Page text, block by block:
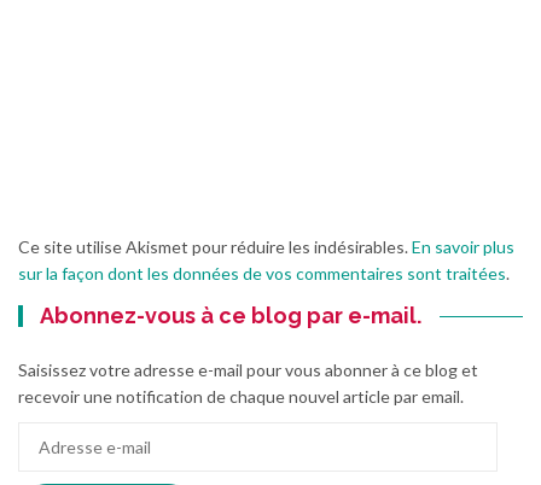
Ce site utilise Akismet pour réduire les indésirables.En savoir plus
sur la façon dont les données de vos commentaires sont traitées.
Abonnez-vous à ce blog par e-mail.
Saisissez votre adresse e-mail pour vous abonner à ce blog et
recevoir une notification de chaque nouvel article par email.